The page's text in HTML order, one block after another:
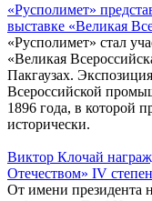
«Русполимет»
выставке «Великая
«Русполимет» стал
«Великая
Пакгаузах.
Всероссийской
1896 года, в которой
исторически.